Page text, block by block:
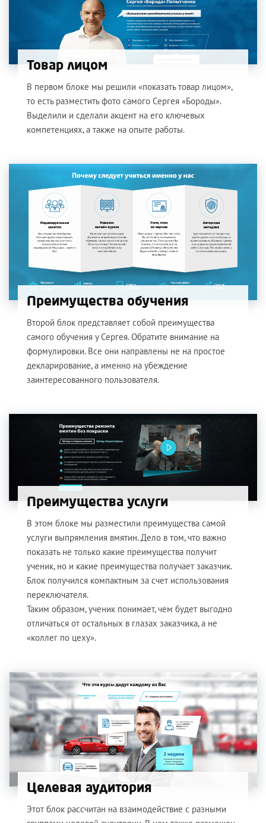
Товар лицом
В первом блоке мы решили «показать товар лицом»,
то есть разместить фото самого Сергея «Бороды».
Выделили и сделали акцент на его ключевых
компетенциях, а также на опыте работы.
Преимущества обучения
Второй блок представляет собой преимущества
самого обучения у Сергея. Обратите внимание на
формулировки. Все они направлены не на простое
декларирование, а именно на убеждение
заинтересованного пользователя.
Преимущества услуги
В этом блоке мы разместили преимущества самой
услуги выпрямления вмятин. Дело в том, что важно
показать не только какие преимущества получит
ученик, но и какие преимущества получает заказчик.
Блок получился компактным за счет использования
переключателя.
Таким образом, ученик понимает, чем будет выгодно
отличаться от остальных в глазах заказчика, а не
«коллег по цеху».
Целевая аудитория
Этот блок рассчитан на взаимодействие с разными